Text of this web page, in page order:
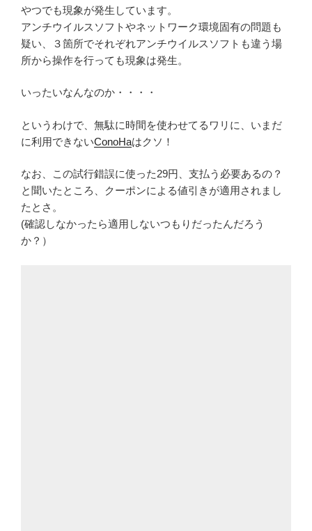
やつでも現象が発生しています。
アンチウイルスソフトやネットワーク環境固有の問題も
疑い、３箇所でそれぞれアンチウイルスソフトも違う場
所から操作を行っても現象は発生。
いったいなんなのか・・・・
というわけで、無駄に時間を使わせてるワリに、いまだ
に利用できないConoHaはクソ！
なお、この試行錯誤に使った29円、支払う必要あるの？
と聞いたところ、クーポンによる値引きが適用されまし
たとさ。
(確認しなかったら適用しないつもりだったんだろう
か？）